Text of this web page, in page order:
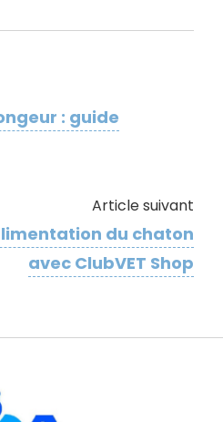
: guide
Article suivant
du chaton
avec ClubVET Shop